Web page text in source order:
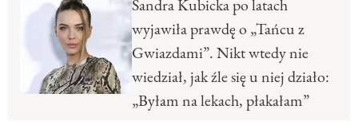
Sandra Kubicka po latach
wyjawiła prawdę o „Tańcu z
Gwiazdami”. Nikt wtedy nie
wiedział, jak źle się u niej działo:
„Byłam na lekach, płakałam”